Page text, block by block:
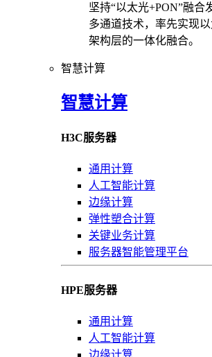
坚持“以太光+PON”融合
多通道技术，率先实现
架构层的一体化融合。
智慧计算
智慧计算
H3C服务器
通用计算
人工智能计算
边缘计算
弹性塑合计算
关键业务计算
服务器智能管理平台
HPE服务器
通用计算
人工智能计算